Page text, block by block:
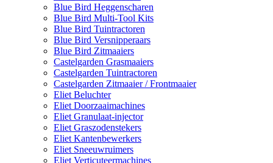
Blue Bird Heggenscharen
Blue Bird Multi-Tool Kits
Blue Bird Tuintractoren
Blue Bird Versnipperaars
Blue Bird Zitmaaiers
Castelgarden Grasmaaiers
Castelgarden Tuintractoren
Castelgarden Zitmaaier / Frontmaaier
Eliet Beluchter
Eliet Doorzaaimachines
Eliet Granulaat-injector
Eliet Graszodenstekers
Eliet Kantenbewerkers
Eliet Sneeuwruimers
Eliet Verticuteermachines